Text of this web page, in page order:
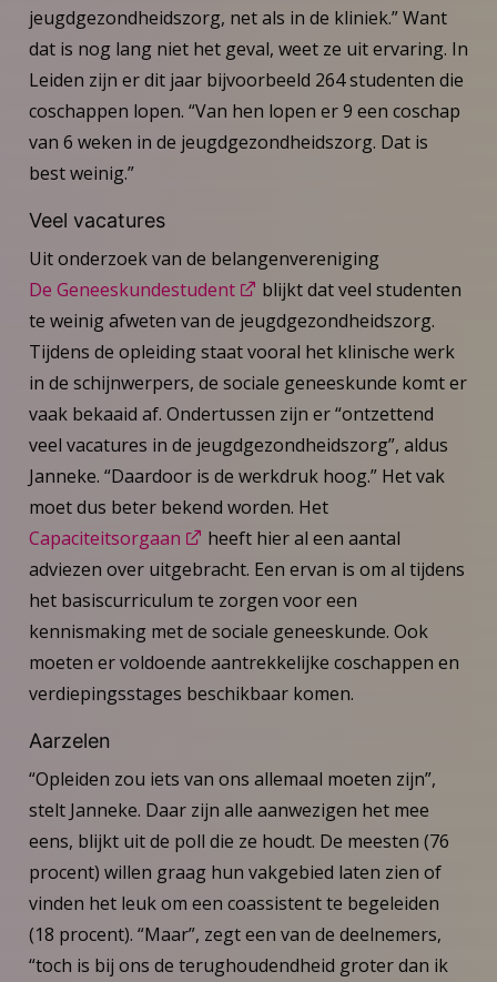
jeugdgezondheidszorg, net als in de kliniek.” Want
dat is nog lang niet het geval, weet ze uit ervaring. In
Leiden zijn er dit jaar bijvoorbeeld 264 studenten die
coschappen lopen. “Van hen lopen er 9 een coschap
van 6 weken in de jeugdgezondheidszorg. Dat is
best weinig.”
Veel vacatures
Uit onderzoek van de belangenvereniging
De Geneeskundestudent
blijkt dat veel studenten
te weinig afweten van de jeugdgezondheidszorg.
Tijdens de opleiding staat vooral het klinische werk
in de schijnwerpers, de sociale geneeskunde komt er
vaak bekaaid af. Ondertussen zijn er “ontzettend
veel vacatures in de jeugdgezondheidszorg”, aldus
Janneke. “Daardoor is de werkdruk hoog.” Het vak
moet dus beter bekend worden. Het
Capaciteitsorgaan
heeft hier al een aantal
adviezen over uitgebracht. Een ervan is om al tijdens
het basiscurriculum te zorgen voor een
kennismaking met de sociale geneeskunde. Ook
moeten er voldoende aantrekkelijke coschappen en
verdiepingsstages beschikbaar komen.
Aarzelen
“Opleiden zou iets van ons allemaal moeten zijn”,
stelt Janneke. Daar zijn alle aanwezigen het mee
eens, blijkt uit de poll die ze houdt. De meesten (76
procent) willen graag hun vakgebied laten zien of
vinden het leuk om een coassistent te begeleiden
(18 procent). “Maar”, zegt een van de deelnemers,
“toch is bij ons de terughoudendheid groter dan ik